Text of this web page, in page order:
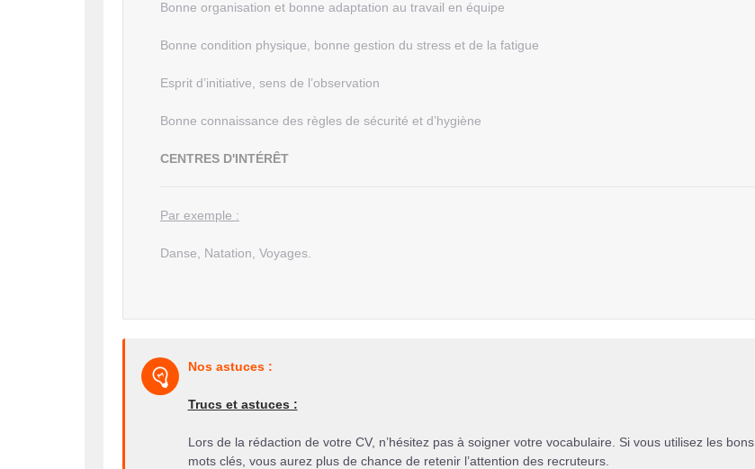
Bonne organisation et bonne adaptation au travail en équipe
Bonne condition physique, bonne gestion du stress et de la fatigue
Esprit d’initiative, sens de l’observation
Bonne connaissance des règles de sécurité et d’hygiène
CENTRES D'INTÉRÊT
Par exemple :
Danse, Natation, Voyages.
Nos astuces :
Trucs et astuces :
Lors de la rédaction de votre CV, n’hésitez pas à soigner votre vocabulaire. Si vous utilisez les bons
mots clés, vous aurez plus de chance de retenir l’attention des recruteurs.